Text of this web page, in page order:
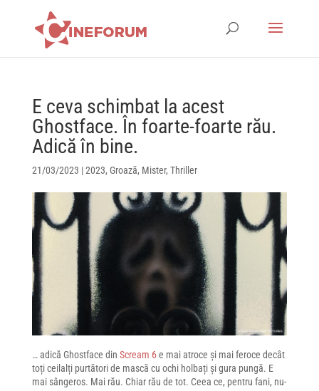
E ceva schimbat la acest
Ghostface. În foarte-foarte rău.
Adică în bine.
21/03/2023 |2023, Groază, Mister, Thriller
… adică Ghostface din Scream 6e mai atroce și mai feroce decât
toți ceilalți purtători de mască cu ochi holbați și gura pungă. E
mai sângeros. Mai rău. Chiar rău de tot. Ceea ce, pentru fani, nu-